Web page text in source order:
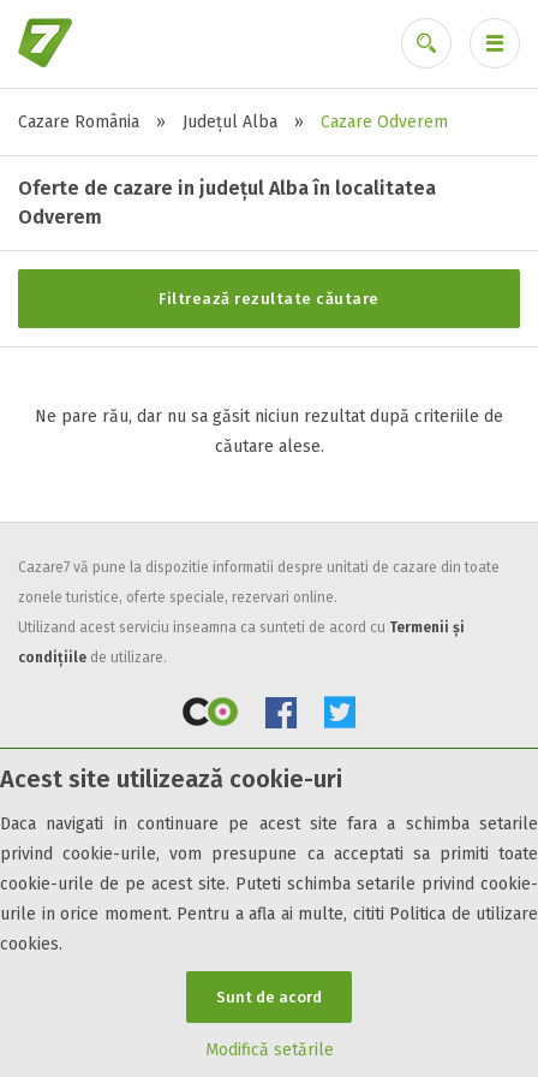
Acest site utilizează cookie-uri
Daca navigati in continuare pe acest site fara a schimba setarile
privind cookie-urile, vom presupune ca acceptati sa primiti toate
cookie-urile de pe acest site. Puteti schimba setarile privind cookie-
urile in orice moment. Pentru a afla ai multe, cititi Politica de utilizare
cookies.
Sunt de acord
Modifică setările
Cazare România » Județul Alba » Cazare Odverem
Oferte de cazare in județul Alba în localitatea
Odverem
Filtrează rezultate căutare
Stele / margarete
Neclasificat
1 stea / margareta
3 stele / margarete
4 stele / margarete
Selecteaza pretul
Facilități
Internet wireless
Parcare
All inclusive
Pensiune completa
Demipensiune
Mic dejun
Accepta animale
Accepta voucher vacanta
Acces persoane cu dizabilități
Ne pare rău, dar nu sa găsit niciun rezultat după criteriile de
căutare alese.
Cazare7 vă pune la dispozitie informatii despre unitati de cazare din toate
zonele turistice, oferte speciale, rezervari online.
Utilizand acest serviciu inseamna ca sunteti de acord cu Termenii și
condițiile de utilizare.
Obiective turistice Informații utile Parteneri Cazare7 Harta Cazare7